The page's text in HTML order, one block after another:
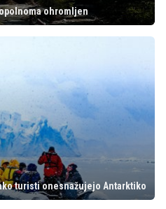
ohromljen
turisti onesnažujejo Antarktiko